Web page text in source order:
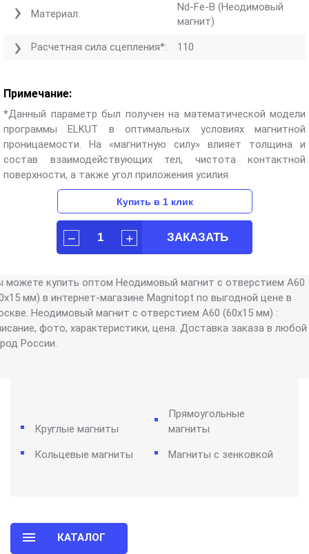
Материал:
Nd-Fe-B (Неодимовый
магнит)
Расчетная сила сцепления*: 110
Примечание:
*Данный параметр был получен на математической модели
программы ELKUT в оптимальных условиях магнитной
проницаемости. На «магнитную силу» влияет толщина и
состав взаимодействующих тел, чистота контактной
поверхности, а также угол приложения усилия.
можете купить оптом Неодимовый магнит с отверстием A60
мм) в интернет-магазине Magnitopt по выгодной цене в
Неодимовый магнит с отверстием A60 (60х15 мм) :
фото, характеристики, цена. Доставка заказа в любой
России.
Круглые магниты
Прямоугольные
магниты
Кольцевые магниты Магниты с зенковкой
КАТАЛОГ